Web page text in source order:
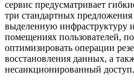
сервис предусматривает
три стандартных предложения
выделенную инфраструктуру
помещениях пользователей,
оптимизировать операции
восстановления данных, а
несанкционированный доступ.